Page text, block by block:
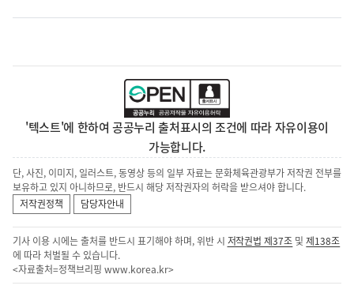
'텍스트'에 한하여 공공누리 출처표시의 조건에 따라 자유이용이
가능합니다.
단, 사진, 이미지, 일러스트, 동영상 등의 일부 자료는 문화체육관광부가 저작권 전부를
보유하고 있지 아니하므로, 반드시 해당 저작권자의 허락을 받으셔야 합니다.
저작권정책
담당자안내
기사 이용 시에는 출처를 반드시 표기해야 하며, 위반 시 저작권법 제37조 및제138조
에 따라 처벌될 수 있습니다.
<자료출처=정책브리핑 www.korea.kr>